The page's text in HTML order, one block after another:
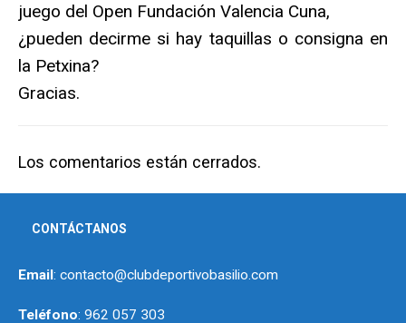
juego del Open Fundación Valencia Cuna,
¿pueden decirme si hay taquillas o consigna en
la Petxina?
Gracias.
Los comentarios están cerrados.
CONTÁCTANOS
Email: contacto@clubdeportivobasilio.com
Teléfono: 962 057 303